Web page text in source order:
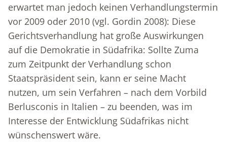
erwartet man jedoch keinen Verhandlungstermin
vor 2009 oder 2010 (vgl. Gordin 2008): Diese
Gerichtsverhandlung hat große Auswirkungen
auf die Demokratie in Südafrika: Sollte Zuma
zum Zeitpunkt der Verhandlung schon
Staatspräsident sein, kann er seine Macht
nutzen, um sein Verfahren – nach dem Vorbild
Berlusconis in Italien – zu beenden, was im
Interesse der Entwicklung Südafrikas nicht
wünschenswert wäre.